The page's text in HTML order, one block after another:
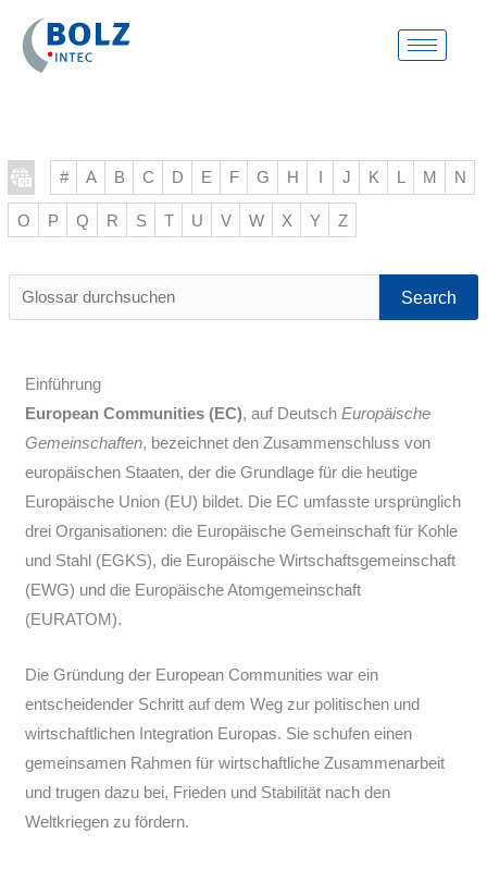
Inhalt
springen
# A B C D E F G H I J K L M N
O P Q R S T U V W X Y Z
Glossar
durchsuchen
Einführung
European Communities (EC), auf DeutschEuropäische
Gemeinschaften, bezeichnet den Zusammenschluss von
europäischen Staaten, der die Grundlage für die heutige
Europäische Union (EU) bildet. Die EC umfasste ursprünglich
drei Organisationen: die Europäische Gemeinschaft für Kohle
und Stahl (EGKS), die Europäische Wirtschaftsgemeinschaft
(EWG) und die Europäische Atomgemeinschaft
(EURATOM).
Die Gründung der European Communities war ein
entscheidender Schritt auf dem Weg zur politischen und
wirtschaftlichen Integration Europas. Sie schufen einen
gemeinsamen Rahmen für wirtschaftliche Zusammenarbeit
und trugen dazu bei, Frieden und Stabilität nach den
Weltkriegen zu fördern.